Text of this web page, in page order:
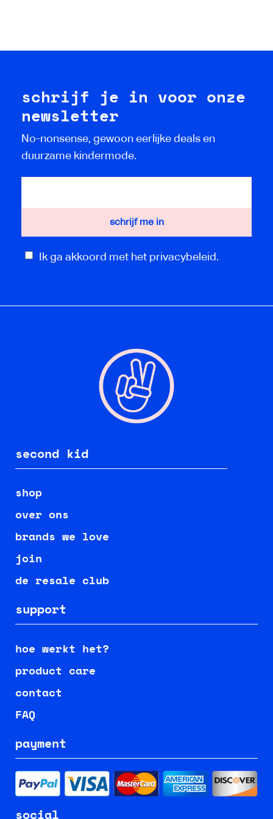
schrijf je in voor onze
newsletter
No-nonsense, gewoon eerlijke deals en
duurzame kindermode.
Ik ga akkoord met het privacybeleid.
second kid
shop
over ons
brands we love
join
de resale club
support
hoe werkt het?
product care
contact
FAQ
payment
social